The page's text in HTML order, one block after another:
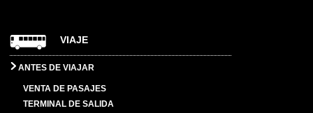
VIAJE
ANTES DE VIAJAR
VENTA DE PASAJES
TERMINAL DE SALIDA